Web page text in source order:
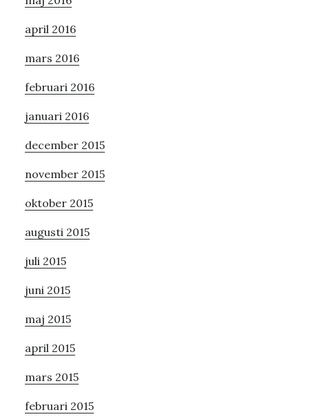
april 2016
mars 2016
februari 2016
januari 2016
december 2015
november 2015
oktober 2015
augusti 2015
juli 2015
juni 2015
maj 2015
april 2015
mars 2015
februari 2015